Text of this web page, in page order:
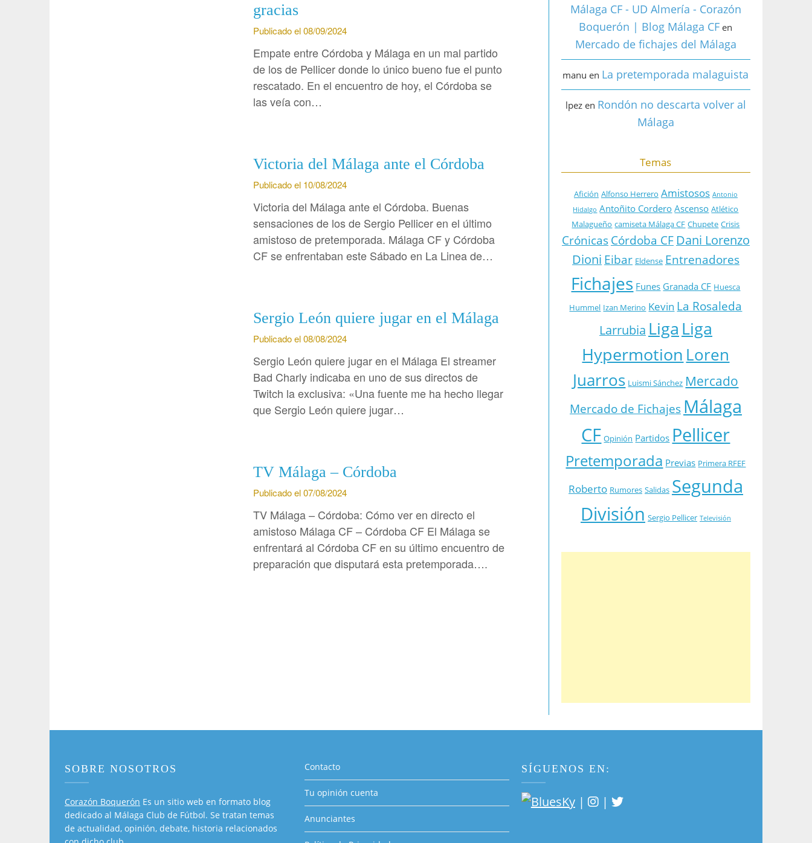
gracias
Publicado el 08/09/2024
Empate entre Córdoba y Málaga en un mal partido
de los de Pellicer donde lo único bueno fue el punto
rescatado. En el encuentro de hoy, el Córdoba se
las veía con…
Victoria del Málaga ante el Córdoba
Publicado el 10/08/2024
Victoria del Málaga ante el Córdoba. Buenas
sensaciones de los de Sergio Pellicer en el último
amistoso de pretemporada. Málaga CF y Córdoba
CF se enfrentaban este Sábado en La Linea de…
Sergio León quiere jugar en el Málaga
Publicado el 08/08/2024
Sergio León quiere jugar en el Málaga El streamer
Bad Charly indicaba en uno de sus directos de
Twitch la exclusiva: «Una fuente me ha hecho llegar
que Sergio León quiere jugar…
TV Málaga – Córdoba
Publicado el 07/08/2024
TV Málaga – Córdoba: Cómo ver en directo el
amistoso Málaga CF – Córdoba CF El Málaga se
enfrentará al Córdoba CF en su último encuentro de
preparación que disputará esta pretemporada….
Málaga CF - UD Almería - Corazón
Boquerón | Blog Málaga CF en
Mercado de fichajes del Málaga
manu en La pretemporada malaguista
lpezen Rondón no descarta volver al
Málaga
Temas
Afición Alfonso Herrero Amistosos Antonio
Hidalgo Antoñito Cordero Ascenso Atlético
Malagueño camiseta Málaga CF Chupete Crisis
Crónicas Córdoba CF Dani Lorenzo
Dioni Eibar Eldense Entrenadores
Fichajes Funes Granada CF Huesca
Hummel Izan Merino Kevin La Rosaleda
Larrubia Liga Liga
Hypermotion Loren
Juarros Luismi Sánchez Mercado
Mercado de Fichajes Málaga
CF Opinión Partidos Pellicer
Pretemporada Previas Primera RFEF
Roberto Rumores Salidas Segunda
División Sergio Pellicer Televisión
SOBRE NOSOTROS
Corazón Boquerón Es un sitio web en formato blog
dedicado al Málaga Club de Fútbol. Se tratan temas
de actualidad, opinión, debate, historia relacionados
Contacto
Tu opinión cuenta
Anunciantes
SÍGUENOS EN:
| |